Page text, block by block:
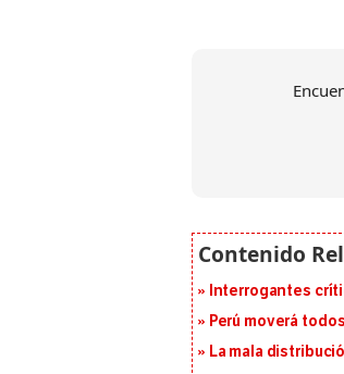
Interrogantes
Perú moverá
La mala